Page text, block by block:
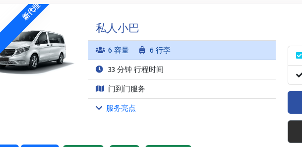
新代理
私人小巴
6 容量 6 行李
33 分钟 行程时间
门到门服务
服务亮点